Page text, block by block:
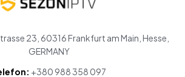
23, 60316 Frankfurt am Main, Hesse,
GERMANY
+380 988 358 097